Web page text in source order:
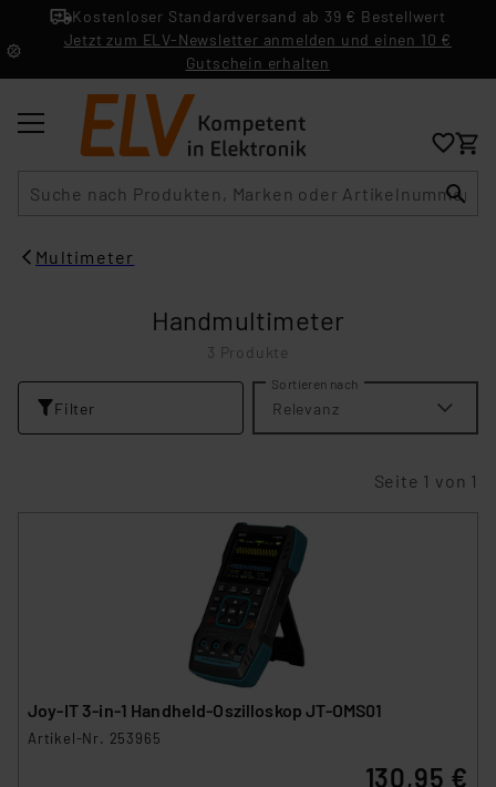
Kostenloser Standardversand ab 39 € Bestellwert
Jetzt zum ELV-Newsletter anmelden und einen 10 €
Gutschein erhalten
Multimeter
Handmultimeter
3 Produkte
Filter
Sortieren nach
Relevanz
Seite 1 von 1
Joy-IT 3-in-1 Handheld-Oszilloskop JT-OMS01
Artikel-Nr. 253965
130,95 €